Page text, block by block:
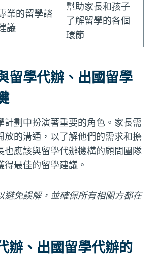
業的留學諮
議
幫助家長和孩子
了解留學的各個
環節
留學代辦、出國留學
計劃中扮演著重要的角色。家長需
放的溝通，以了解他們的需求和擔
也應該與留學代辦機構的顧問團隊
得最佳的留學建議。
避免誤解，並確保所有相關方都在
辦、出國留學代辦的